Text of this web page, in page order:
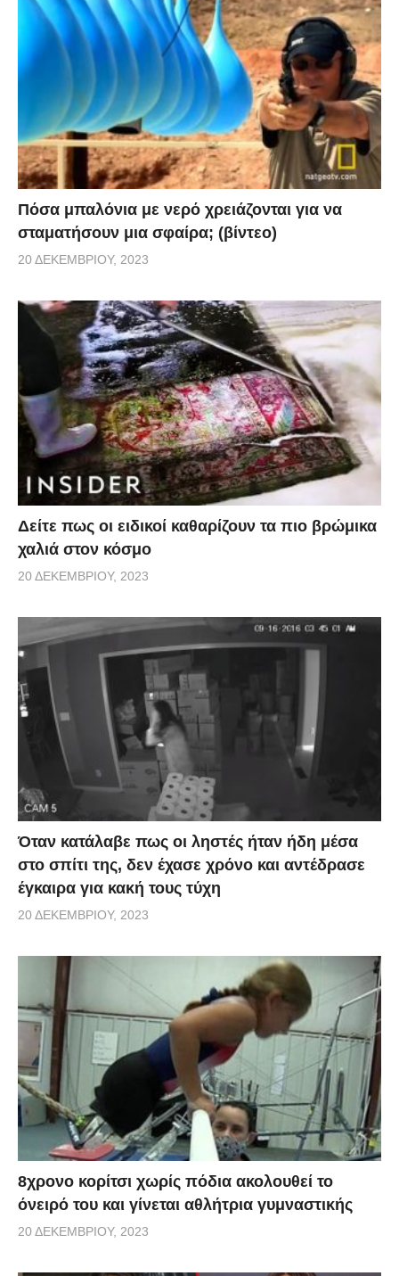
Πόσα μπαλόνια με νερό χρειάζονται για να
σταματήσουν μια σφαίρα; (βίντεο)
20 ΔΕΚΕΜΒΡΊΟΥ, 2023
Δείτε πως οι ειδικοί καθαρίζουν τα πιο βρώμικα
χαλιά στον κόσμο
20 ΔΕΚΕΜΒΡΊΟΥ, 2023
Όταν κατάλαβε πως οι ληστές ήταν ήδη μέσα
στο σπίτι της, δεν έχασε χρόνο και αντέδρασε
έγκαιρα για κακή τους τύχη
20 ΔΕΚΕΜΒΡΊΟΥ, 2023
8χρονο κορίτσι χωρίς πόδια ακολουθεί το
όνειρό του και γίνεται αθλήτρια γυμναστικής
20 ΔΕΚΕΜΒΡΊΟΥ, 2023